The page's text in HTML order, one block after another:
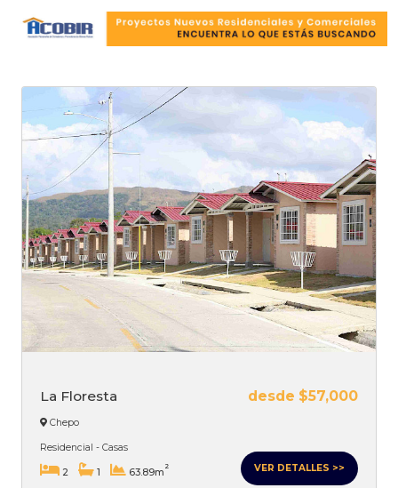
La Floresta desde $57,000
Chepo
Residencial - Casas
2 1 63.89m
2 VER DETALLES >>